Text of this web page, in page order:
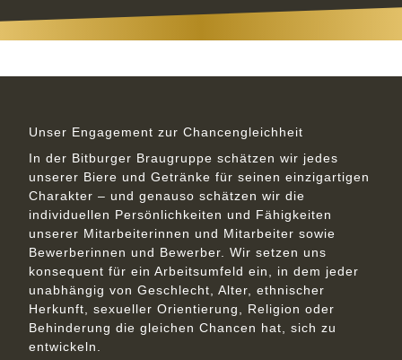
Unser Engagement zur Chancengleichheit
In der Bitburger Braugruppe schätzen wir jedes
unserer Biere und Getränke für seinen einzigartigen
Charakter – und genauso schätzen wir die
individuellen Persönlichkeiten und Fähigkeiten
unserer Mitarbeiterinnen und Mitarbeiter sowie
Bewerberinnen und Bewerber. Wir setzen uns
konsequent für ein Arbeitsumfeld ein, in dem jeder
unabhängig von Geschlecht, Alter, ethnischer
Herkunft, sexueller Orientierung, Religion oder
Behinderung die gleichen Chancen hat, sich zu
entwickeln.